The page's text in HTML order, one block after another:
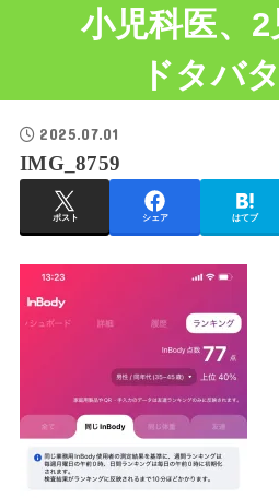
小児科医、
ドタバ
2025.07.01
IMG_8759
ポスト シェア はてブ